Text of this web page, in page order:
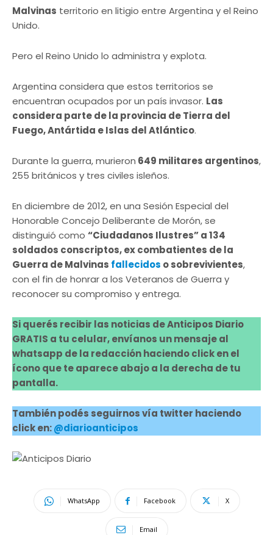
Malvinas territorio en litigio entre Argentina y el Reino
Unido.
Pero el Reino Unido lo administra y explota.
Argentina considera que estos territorios se
encuentran ocupados por un país invasor. Las
considera parte de la provincia de Tierra del
Fuego, Antártida e Islas del Atlántico.
Durante la guerra, murieron 649 militares argentinos,
255 británicos y tres civiles isleños.
En diciembre de 2012, en una Sesión Especial del
Honorable Concejo Deliberante de Morón, se
distinguió como “Ciudadanos Ilustres” a 134
soldados conscriptos, ex combatientes de la
Guerra de Malvinas fallecidos o sobrevivientes,
con el fin de honrar a los Veteranos de Guerra y
reconocer su compromiso y entrega.
Si querés recibir las noticias de Anticipos Diario
GRATIS a tu celular, envíanos un mensaje al
whatsapp de la redacción haciendo click en el
ícono que te aparece abajo a la derecha de tu
pantalla.
También podés seguirnos vía twitter haciendo
click en:@diarioanticipos
WhatsApp Facebook X
Email